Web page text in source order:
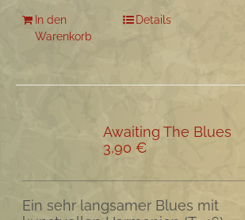
In den
Warenkorb
Details
Awaiting The Blues
3,90€
Ein sehr langsamer Blues mit